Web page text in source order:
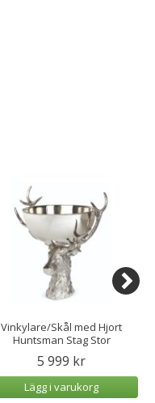
Vinkylare/Skål med Hjort
Huntsman Stag Stor
5 999 kr
Lägg i varukorg